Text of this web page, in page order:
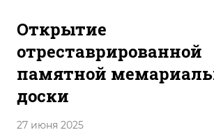
Открытие
отреставрированной
памятной
доски
27 июня 2025